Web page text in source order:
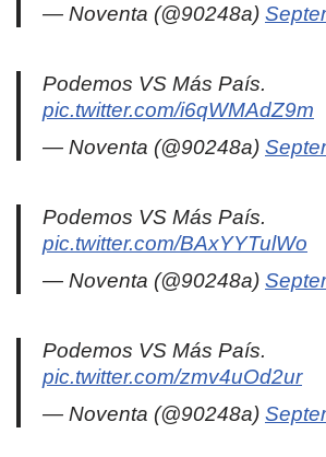
— Noventa (@90248a)
Podemos VS Más País.
pic.twitter.com/i6qWMAdZ9m
— Noventa (@90248a)
Podemos VS Más País.
pic.twitter.com/BAxYYTulWo
— Noventa (@90248a)
Podemos VS Más País.
pic.twitter.com/zmv4uOd2ur
— Noventa (@90248a)